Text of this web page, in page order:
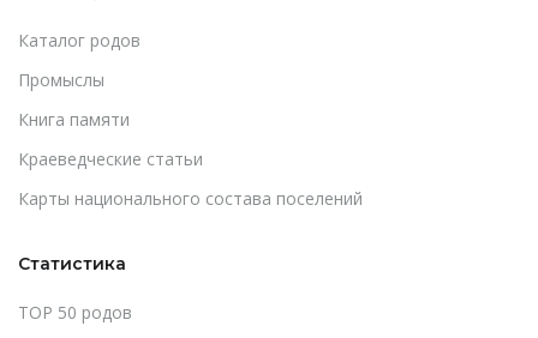
Каталог родов
Промыслы
Книга памяти
Краеведческие статьи
Карты национального состава поселений
Статистика
TOP 50 родов